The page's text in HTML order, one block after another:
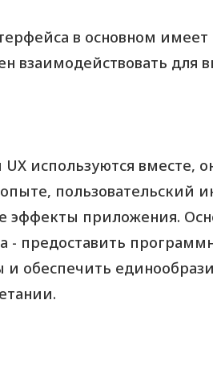
в основном
взаимодействовать для
используются вместе,
пользовательский
эффекты приложения.
- предоставить
обеспечить